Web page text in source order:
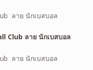
ลาย นักเบสบอล
ลาย นักเบสบอล